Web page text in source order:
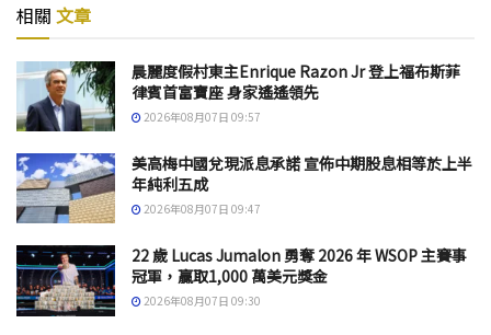
相關 文章
晨麗度假村東主Enrique Razon Jr 登上福布斯菲
律賓首富寶座 身家遙遙領先
2026年08月07日 09:57
美高梅中國兌現派息承諾 宣佈中期股息相等於上半
年純利五成
2026年08月07日 09:47
22 歲 Lucas Jumalon 勇奪 2026 年 WSOP 主賽事
冠軍，贏取1,000 萬美元獎金
2026年08月07日 09:30